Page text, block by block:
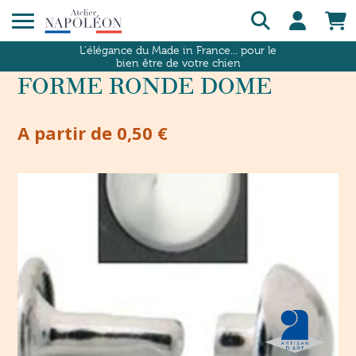
L'élégance du Made in France... pour le
bien être de votre chien
FORME RONDE DOME
A partir de 0,50 €